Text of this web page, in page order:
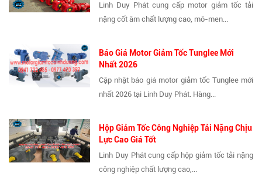
Linh Duy Phát cung cấp motor giảm tốc tải
nặng cốt âm chất lượng cao, mô-men...
Báo Giá Motor Giảm Tốc Tunglee Mới
Nhất 2026
Cập nhật báo giá motor giảm tốc Tunglee mới
nhất 2026 tại Linh Duy Phát. Hàng...
Hộp Giảm Tốc Công Nghiệp Tải Nặng Chịu
Lực Cao Giá Tốt
Linh Duy Phát cung cấp hộp giảm tốc tải nặng
công nghiệp chất lượng cao,...